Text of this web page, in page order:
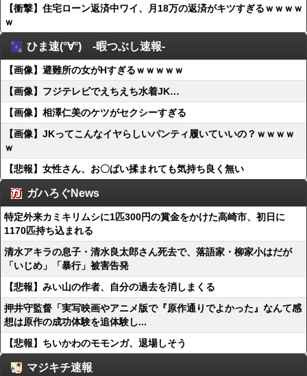
【衝撃】住宅ローン返済中ワイ、月18万の返済がキツすぎるｗｗｗｗ
ｗ
ひま速(°∀°) -暇つぶし速報-
【画像】避難所の女がHすぎるｗｗｗｗｗ
【画像】フジテレビでえちえち水着JK…
【画像】相澤仁美のケツがセクシーすぎる
【画像】JKってこんなイヤらしいパンティ履いていいの？ｗｗｗｗ
ｗ
【悲報】女性さん、お〇ぱい揉まれても気持ち良く無い
ガハろぐNews
特定外来カミキリムシに1匹300円の賞金をかけた高崎市、初日に
1170匹持ち込まれる
清水アキラの息子・清水良太郎さん死去で、落語家・柳家小はだが
「いじめ」「暴行」被害告発
【悲報】みい山の作者、自分の過去を消しまくる
押井守監督「実写映画やアニメ版で『原作通りでよかった』なんて感
想は原作の成功体験を追体験し...
【悲報】ちいかわのモモンガ、退場しそう
マジキチ速報